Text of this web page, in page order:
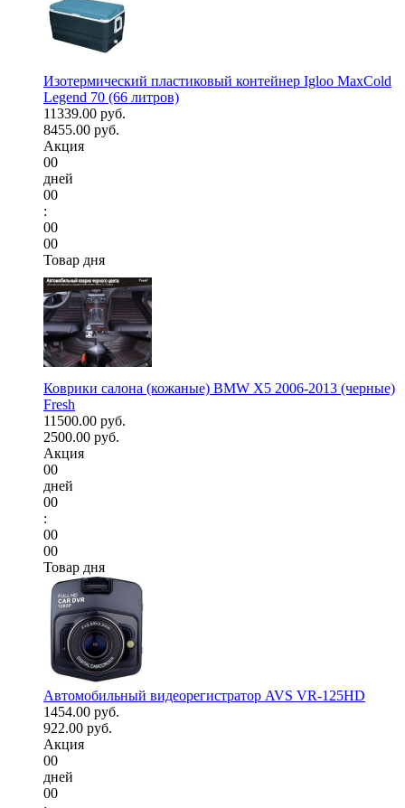
Изотермический пластиковый контейнер Igloo MaxCold
Legend 70 (66 литров)
11339.00 руб.
8455.00 руб.
Акция
00
дней
00
:
00
00
Товар дня
Коврики салона (кожаные) BMW X5 2006-2013 (черные)
Fresh
11500.00 руб.
2500.00 руб.
Акция
00
дней
00
:
00
00
Товар дня
Автомобильный видеорегистратор AVS VR-125HD
1454.00 руб.
922.00 руб.
Акция
00
дней
00